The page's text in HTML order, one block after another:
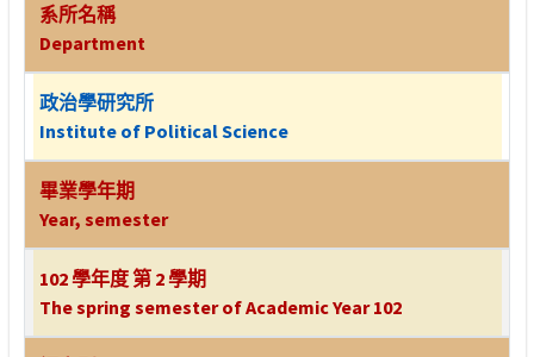
系所名稱
Department
政治學研究所
Institute of Political Science
畢業學年期
Year, semester
102 學年度 第 2 學期
The spring semester of Academic Year 102